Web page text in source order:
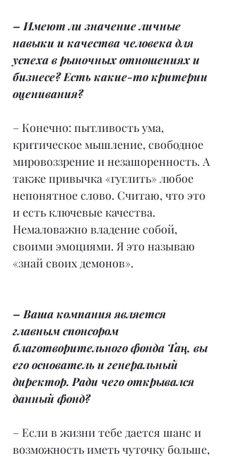
– Имеют ли значение личные
навыки и качества человека для
успеха в рыночных отношениях и
бизнесе? Есть какие-то критерии
оценивания?
– Конечно: пытливость ума,
критическое мышление, свободное
мировоззрение и незашоренность. А
также привычка «гуглить» любое
непонятное слово. Считаю, что это
и есть ключевые качества.
Немаловажно владение собой,
своими эмоциями. Я это называю
«знай своих демонов».
– Ваша компания является
главным спонсором
благотворительного фонда Таң, вы
его основатель и генеральный
директор. Ради чего открывался
данный фонд?
– Если в жизни тебе дается шанс и
возможность иметь чуточку больше,